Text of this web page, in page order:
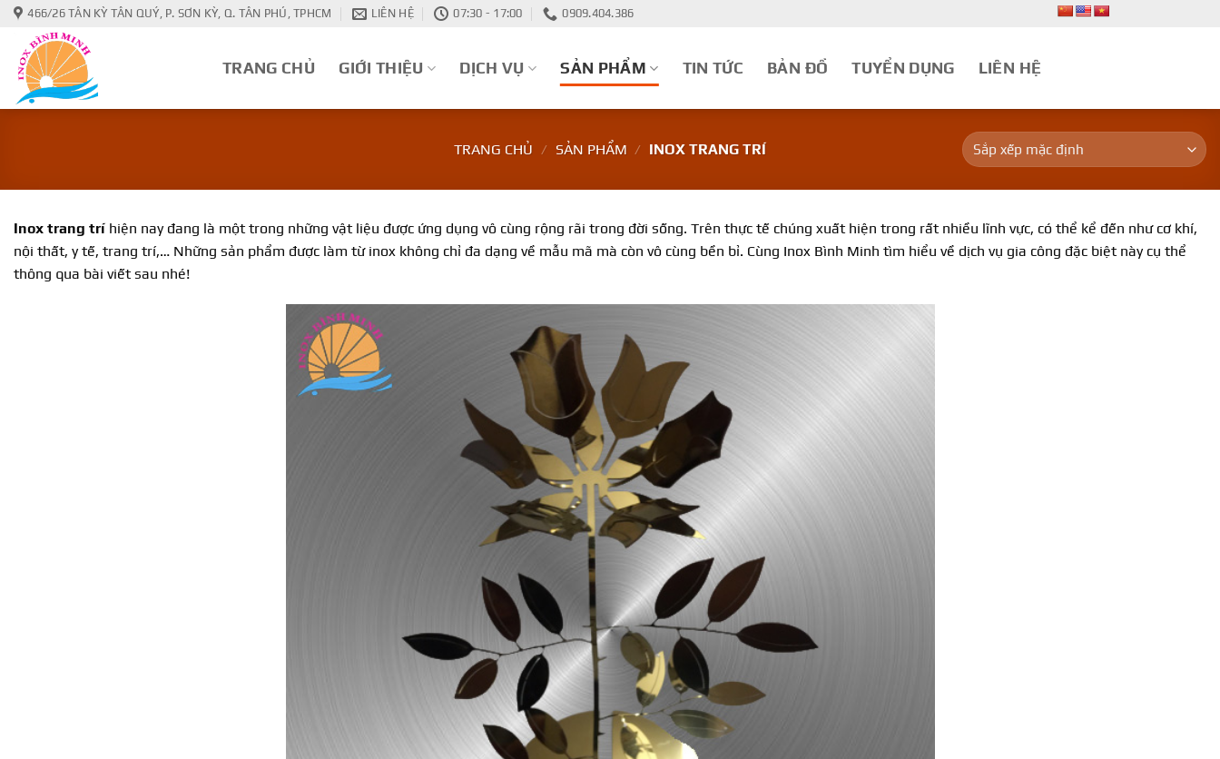
Bỏ
dung
466/26 TÂN KỲ TÂN QUÝ, P. SƠN KỲ, Q. TÂN PHÚ, TPHCM LIÊN HỆ 07:30 - 17:00 0909.404.386
TRANG CHỦ GIỚI THIỆU DỊCH VỤ SẢN PHẨM TIN TỨC BẢN ĐỒ TUYỂN DỤNG LIÊN HỆ
TRANG CHỦ / SẢN PHẨM / INOX TRANG TRÍ
Inox trang trí hiện nay đang là một trong những vật liệu được ứng dụng vô cùng rộng rãi trong đời sống. Trên thực tế chúng xuất hiện trong rất nhiều lĩnh vực, có thể kể đến như cơ khí,
nội thất, y tế, trang trí,… Những sản phẩm được làm từ inox không chỉ đa dạng về mẫu mã mà còn vô cùng bền bỉ. Cùng Inox Bình Minh tìm hiểu về dịch vụ gia công đặc biệt này cụ thể
thông qua bài viết sau nhé!